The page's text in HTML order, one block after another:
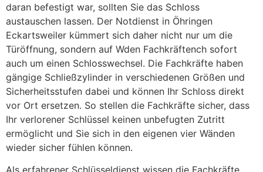
daran befestigt war, sollten Sie das Schloss
austauschen lassen. Der Notdienst in Öhringen
Eckartsweiler kümmert sich daher nicht nur um die
Türöffnung, sondern auf Wden Fachkräftench sofort
auch um einen Schlosswechsel. Die Fachkräfte haben
gängige Schließzylinder in verschiedenen Größen und
Sicherheitsstufen dabei und können Ihr Schloss direkt
vor Ort ersetzen. So stellen die Fachkräfte sicher, dass
Ihr verlorener Schlüssel keinen unbefugten Zutritt
ermöglicht und Sie sich in den eigenen vier Wänden
wieder sicher fühlen können.
Als erfahrener Schlüsseldienst wissen die Fachkräfte,